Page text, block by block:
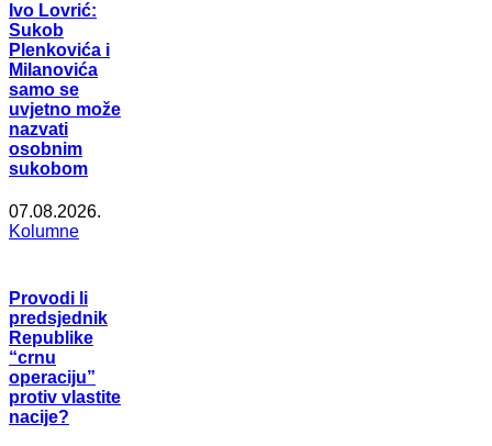
Ivo Lovrić:
Sukob
Plenkovića i
Milanovića
samo se
uvjetno može
nazvati
osobnim
sukobom
07.08.2026.
Kolumne
Provodi li
predsjednik
Republike
“crnu
operaciju”
protiv vlastite
nacije?